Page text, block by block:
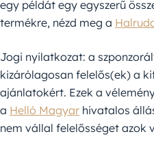
egy példát egy egyszerű
termékre, nézd meg a
Jogi nyilatkozat: a
kizárólagosan felelős(ek) a
ajánlatokért. Ezek a
a Helló Magyar hivatalos
nem vállal felelősséget azok